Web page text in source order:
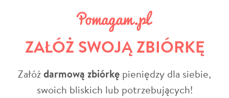
ZAŁÓŻ SWOJĄ ZBIÓRKĘ
Załóżdarmową zbiórkę pieniędzy dla siebie,
swoich bliskich lub potrzebujących!